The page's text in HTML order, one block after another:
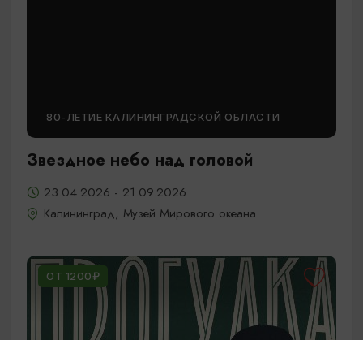
80-ЛЕТИЕ КАЛИНИНГРАДСКОЙ ОБЛАСТИ
Звездное небо над головой
23.04.2026 - 21.09.2026
Калининград, Музей Мирового океана
ОТ 1200₽